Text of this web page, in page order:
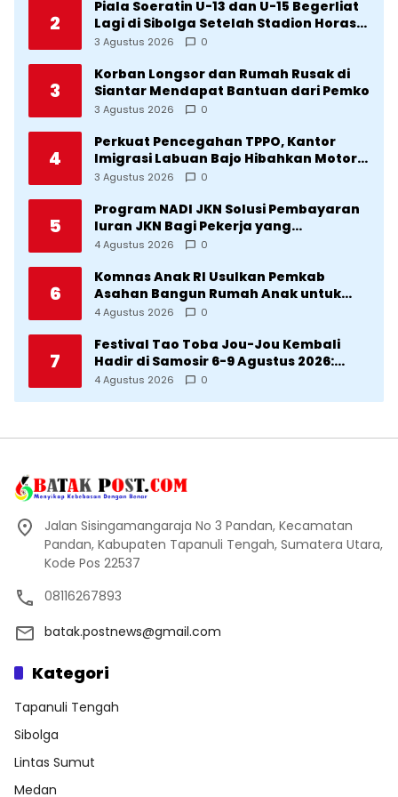
2
Piala Soeratin U-13 dan U-15 Begerliat
Lagi di Sibolga Setelah Stadion Horas
Direvitalisasi Wali Kota
3 Agustus 2026 0
3
Korban Longsor dan Rumah Rusak di
Siantar Mendapat Bantuan dari Pemko
3 Agustus 2026 0
4
Perkuat Pencegahan TPPO, Kantor
Imigrasi Labuan Bajo Hibahkan Motor
Operasional ke Lima Desa di
3 Agustus 2026 0
5
Program NADI JKN Solusi Pembayaran
Iuran JKN Bagi Pekerja yang
Penghasilannya Tidak Tetap
4 Agustus 2026 0
6
Komnas Anak RI Usulkan Pemkab
Asahan Bangun Rumah Anak untuk
Korban Kekerasan
4 Agustus 2026 0
7
Festival Tao Toba Jou-Jou Kembali
Hadir di Samosir 6-9 Agustus 2026:
Datang Saksikan Kemeriahan dan Raih
4 Agustus 2026 0
Jalan Sisingamangaraja No 3 Pandan, Kecamatan
Pandan, Kabupaten Tapanuli Tengah, Sumatera Utara,
Kode Pos 22537
08116267893
batak.postnews@gmail.com
Kategori
Tapanuli Tengah
Sibolga
Lintas Sumut
Medan